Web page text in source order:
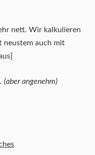
nett. Wir kalkulieren
neustem auch mit
(aber angenehm)